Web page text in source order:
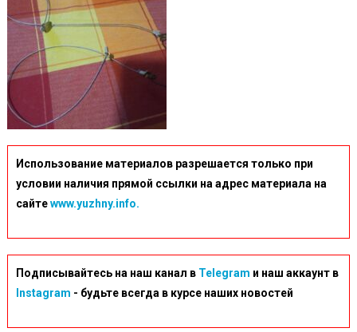
Использование материалов разрешается только при
условии наличия прямой ссылки на адрес материала на
сайтеwww.yuzhny.info.
Подписывайтесь на наш канал в Telegram и наш аккаунт в
Instagram - будьте всегда в курсе наших новостей